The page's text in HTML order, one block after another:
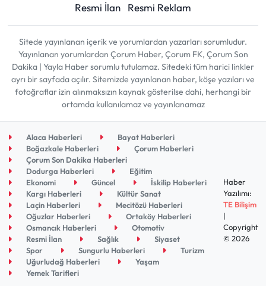
Resmi İlan
Resmi Reklam
Sitede yayınlanan içerik ve yorumlardan yazarları sorumludur.
Yayınlanan yorumlardan Çorum Haber, Çorum FK, Çorum Son
Dakika | Yayla Haber sorumlu tutulamaz. Sitedeki tüm harici linkler
ayrı bir sayfada açılır. Sitemizde yayınlanan haber, köşe yazıları ve
fotoğraflar izin alınmaksızın kaynak gösterilse dahi, herhangi bir
ortamda kullanılamaz ve yayınlanamaz
Alaca Haberleri
Bayat Haberleri
Boğazkale Haberleri
Çorum Haberleri
Çorum Son Dakika Haberleri
Dodurga Haberleri
Eğitim
Ekonomi
Güncel
İskilip Haberleri
Kargı Haberleri
Kültür Sanat
Laçin Haberleri
Mecitözü Haberleri
Oğuzlar Haberleri
Ortaköy Haberleri
Osmancık Haberleri
Otomotiv
Resmi İlan
Sağlık
Siyaset
Spor
Sungurlu Haberleri
Turizm
Uğurludağ Haberleri
Yaşam
Yemek Tarifleri
Haber
Yazılımı:
TE Bilişim
|
Copyright
© 2026